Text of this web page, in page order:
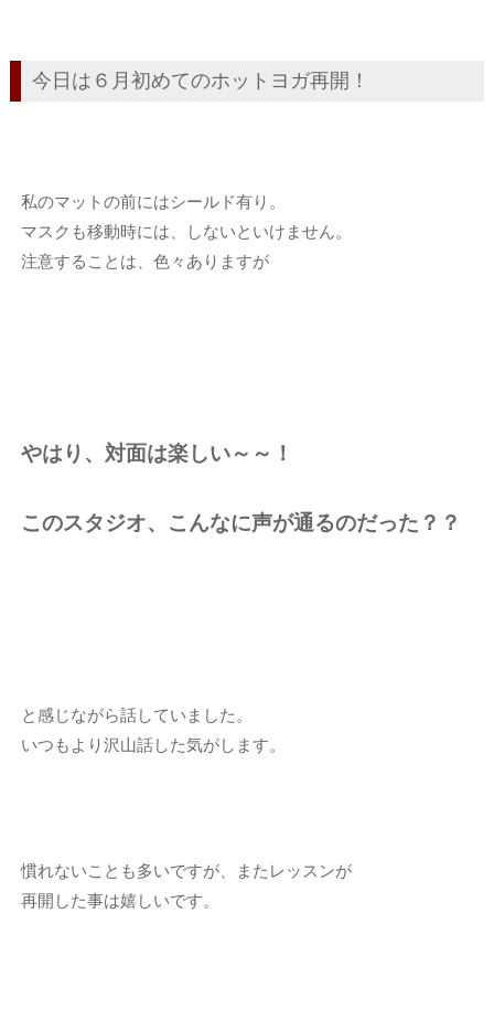
今日は６月初めてのホットヨガ再開！
私のマットの前にはシールド有り。
マスクも移動時には、しないといけません。
注意することは、色々ありますが
やはり、対面は楽しい～～！
このスタジオ、こんなに声が通るのだった？？
と感じながら話していました。
いつもより沢山話した気がします。
慣れないことも多いですが、またレッスンが
再開した事は嬉しいです。